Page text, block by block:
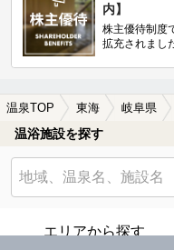
内】
株主優待制度
拡充されまし
温泉TOP 東海 岐阜県
温浴施設を探す
エリアから探す